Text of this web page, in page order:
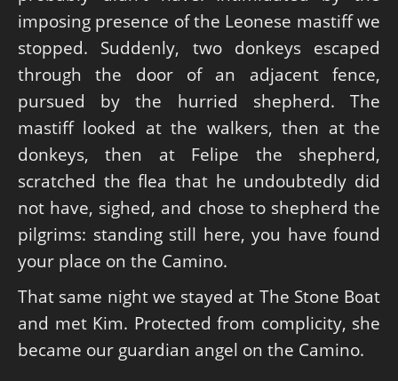
imposing presence of the Leonese mastiff we
stopped. Suddenly, two donkeys escaped
through the door of an adjacent fence,
pursued by the hurried shepherd. The
mastiff looked at the walkers, then at the
donkeys, then at Felipe the shepherd,
scratched the flea that he undoubtedly did
not have, sighed, and chose to shepherd the
pilgrims: standing still here, you have found
your place on the Camino.
That same night we stayed at The Stone Boat
and met Kim. Protected from complicity, she
became our guardian angel on the Camino.